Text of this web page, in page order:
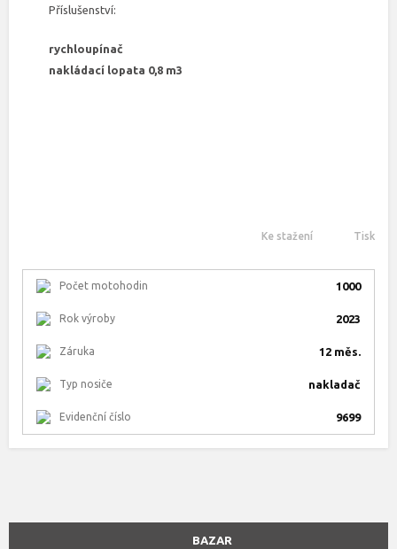
Příslušenství:
rychloupínač
nakládací lopata 0,8 m3
Ke stažení Tisk
Počet motohodin 1000
Rok výroby 2023
Záruka 12 měs.
Typ nosiče nakladač
Evidenční číslo 9699
BAZAR